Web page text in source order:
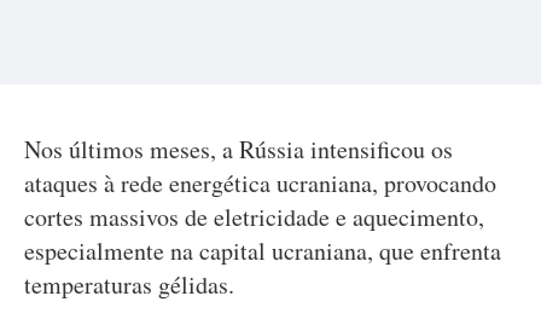
Nos últimos meses, a Rússia intensificou os
ataques à rede energética ucraniana, provocando
cortes massivos de eletricidade e aquecimento,
especialmente na capital ucraniana, que enfrenta
temperaturas gélidas.